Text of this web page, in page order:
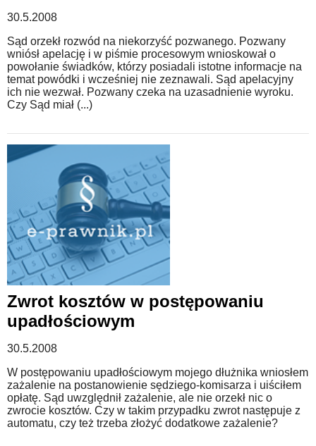
30.5.2008
Sąd orzekł rozwód na niekorzyść pozwanego. Pozwany
wniósł apelację i w piśmie procesowym wnioskował o
powołanie świadków, którzy posiadali istotne informacje na
temat powódki i wcześniej nie zeznawali. Sąd apelacyjny
ich nie wezwał. Pozwany czeka na uzasadnienie wyroku.
Czy Sąd miał (...)
Zwrot kosztów w postępowaniu
upadłościowym
30.5.2008
W postępowaniu upadłościowym mojego dłużnika wniosłem
zażalenie na postanowienie sędziego-komisarza i uiściłem
opłatę. Sąd uwzględnił zażalenie, ale nie orzekł nic o
zwrocie kosztów. Czy w takim przypadku zwrot następuje z
automatu, czy też trzeba złożyć dodatkowe zażalenie?